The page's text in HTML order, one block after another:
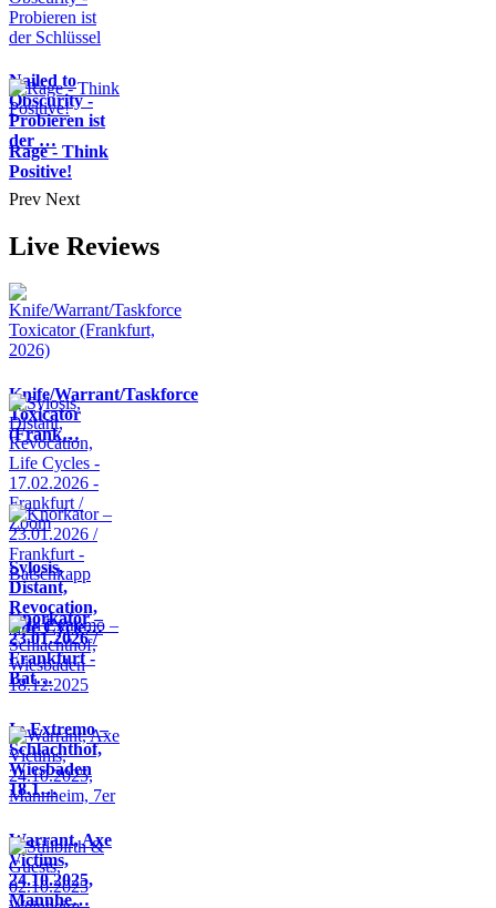
Nailed to
Obscurity -
Probieren ist
der …
Rage - Think
Positive!
Prev Next
Live Reviews
Knife/Warrant/Taskforce
Toxicator
(Frank…
Sylosis,
Distant,
Revocation,
Life Cycle…
Knorkator –
23.01.2026 /
Frankfurt -
Bat…
In Extremo –
Schlachthof,
Wiesbaden
18.1…
Warrant, Axe
Victims,
24.10.2025,
Mannhe…